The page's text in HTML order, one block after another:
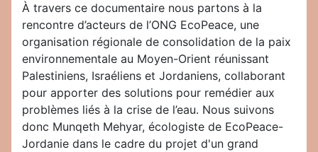
À travers ce documentaire nous partons à la
rencontre d’acteurs de l’ONG EcoPeace, une
organisation régionale de consolidation de la paix
environnementale au Moyen-Orient réunissant
Palestiniens, Israéliens et Jordaniens, collaborant
pour apporter des solutions pour remédier aux
problèmes liés à la crise de l’eau. Nous suivons
donc Munqeth Mehyar, écologiste de EcoPeace-
Jordanie dans le cadre du projet d'un grand